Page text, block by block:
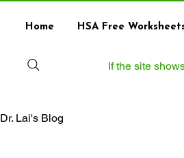
Home HSA Free
If the site
Dr. Lai's Blog